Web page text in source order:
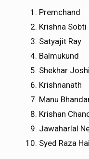
Premchand
Krishna Sobti
Satyajit Ray
Balmukund
Shekhar Joshi
Krishnanath
Manu
Krishan
Jawaharlal
Syed Raza